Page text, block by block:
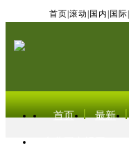
首页 滚动 国内 国际
首页 最新